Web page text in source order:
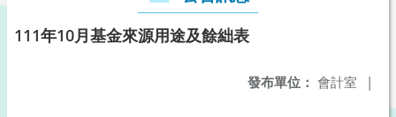
111年10月基金來源用途及餘絀表
發布單位： 會計室 |